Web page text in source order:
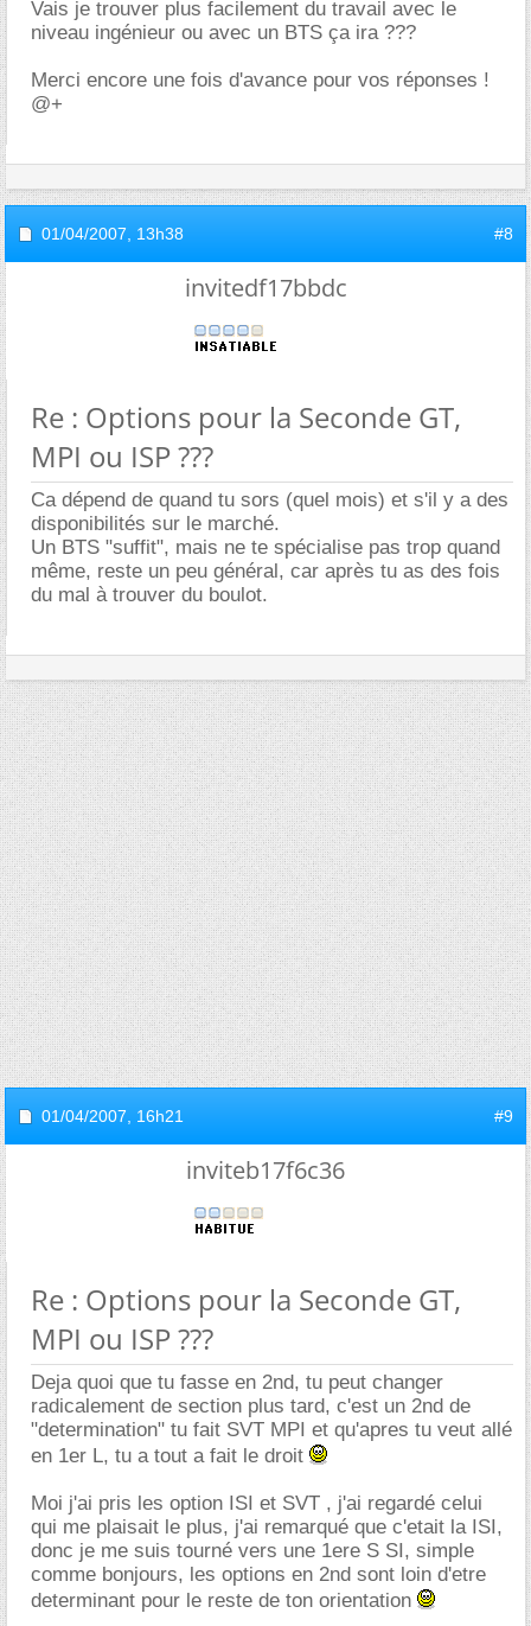
Vais je trouver plus facilement du travail avec le
niveau ingénieur ou avec un BTS ça ira ???
Merci encore une fois d'avance pour vos réponses !
@+
01/04/2007, 13h38 #8
invitedf17bbdc
Re : Options pour la Seconde GT,
MPI ou ISP ???
Ca dépend de quand tu sors (quel mois) et s'il y a des
disponibilités sur le marché.
Un BTS "suffit", mais ne te spécialise pas trop quand
même, reste un peu général, car après tu as des fois
du mal à trouver du boulot.
01/04/2007, 16h21 #9
inviteb17f6c36
Re : Options pour la Seconde GT,
MPI ou ISP ???
Deja quoi que tu fasse en 2nd, tu peut changer
radicalement de section plus tard, c'est un 2nd de
"determination" tu fait SVT MPI et qu'apres tu veut allé
en 1er L, tu a tout a fait le droit
Moi j'ai pris les option ISI et SVT , j'ai regardé celui
qui me plaisait le plus, j'ai remarqué que c'etait la ISI,
donc je me suis tourné vers une 1ere S SI, simple
comme bonjours, les options en 2nd sont loin d'etre
determinant pour le reste de ton orientation